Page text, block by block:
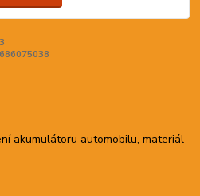
akumulátoru automobilu, materiál